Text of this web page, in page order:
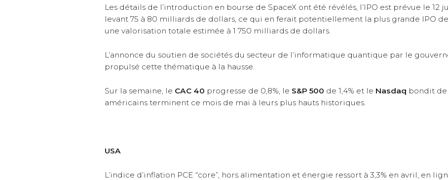
Les détails de l’introduction en bourse de SpaceX ont été révélés, l’IPO est prévue le 12
levant 75 à 80 milliards de dollars, ce qui en ferait potentiellement la plus grande IPO
une valorisation totale estimée à 1 750 milliards de dollars.
L’annonce du soutien de sociétés du secteur de l’informatique quantique par le
propulsé cette thématique à la hausse.
Sur la semaine, le CAC 40 progresse de 0,8%, le S&P 500 de 1,4% et le Nasdaq bondit de
américains terminent ce mois de mai à leurs plus hauts historiques.
USA
L’indice d’inflation PCE “core”, hors alimentation et énergie ressort à 3,3% en avril, en